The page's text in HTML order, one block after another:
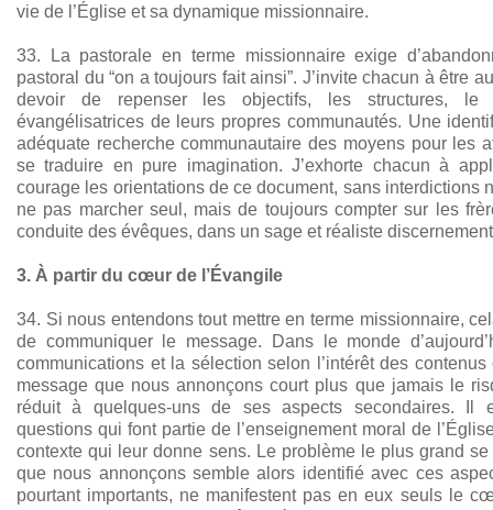
vie de l’Église et sa dynamique missionnaire.
33. La pastorale en terme missionnaire exige
pastoral du “on a toujours fait ainsi”. J’invite chacun à être
devoir de repenser les objectifs, les structures,
évangélisatrices de leurs propres communautés. Une
adéquate recherche communautaire des moyens pour les
se traduire en pure imagination. J’exhorte chacun à
courage les orientations de ce document, sans interdictions
ne pas marcher seul, mais de toujours compter sur les
conduite des évêques, dans un sage et réaliste
3. À partir du cœur de l’Évangile
34. Si nous entendons tout mettre en terme missionnaire,
de communiquer le message. Dans le monde
communications et la sélection selon l’intérêt des
message que nous annonçons court plus que jamais le
réduit à quelques-uns de ses aspects secondaires. Il
questions qui font partie de l’enseignement moral de
contexte qui leur donne sens. Le problème le plus grand
que nous annonçons semble alors identifié avec ces
pourtant importants, ne manifestent pas en eux seuls le